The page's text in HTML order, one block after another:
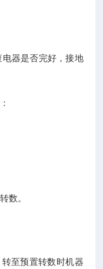
器是否完好，接地
数。
至预置转数时机器